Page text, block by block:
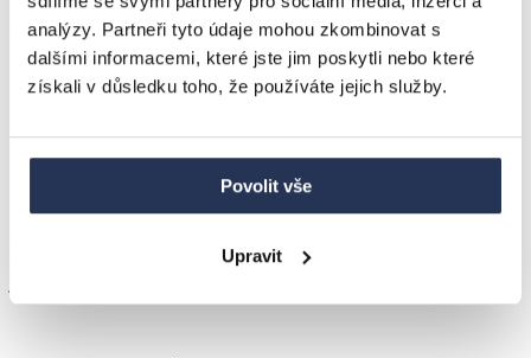
analýzy. Partneři tyto údaje mohou zkombinovat s
dalšími informacemi, které jste jim poskytli nebo které
získali v důsledku toho, že používáte jejich služby.
Povolit vše
Upravit
Odstoupí – li spotřebitel od smlouvy pouze u části dodaného zboží,
budou náklady na dodání ponechaného zboží hrazeny spotřebitelem
v plné výši dle aktuální ceny dopravného pro hodnotu ponechaného
zboží: https://www.bradop.cz/zpusoby-dopravy
V případě, že bude spotřebitel chtít zaslat peněžní prostředky
složenkou, uhradí poplatek ve výši 50 Kč.
Kupující bere na vědomí, že dle ustanovení § 1827 občanského
zákoníku, nelze mimo jiné odstoupit od kupní smlouvy o dodávce
osobu, o dodávce zboží, které bylo po dodání nenávratně smíseno s